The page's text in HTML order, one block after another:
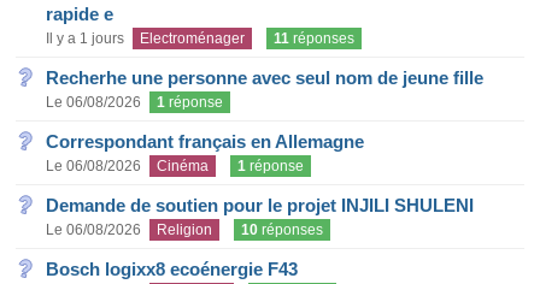
rapide e
Il y a 1 jours Electroménager 11 réponses
Recherhe une personne avec seul nom de jeune fille
Le 06/08/2026 1 réponse
Correspondant français en Allemagne
Le 06/08/2026 Cinéma 1 réponse
Demande de soutien pour le projet INJILI SHULENI
Le 06/08/2026 Religion 10 réponses
Bosch logixx8 ecoénergie F43